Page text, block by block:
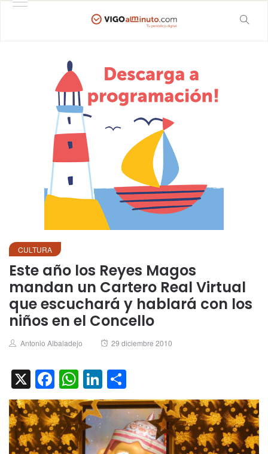
CULTURA
Este año los Reyes Magos
mandan un Cartero Real Virtual
que escuchará y hablará con los
niños en el Concello
Author
Antonio Albaladejo
Posted
29 diciembre 2010
X Facebook
WhatsApp
LinkedIn